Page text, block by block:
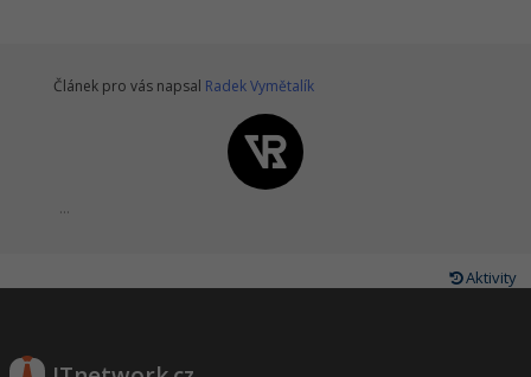
Článek pro vás napsal Radek Vymětalík
...
Aktivity